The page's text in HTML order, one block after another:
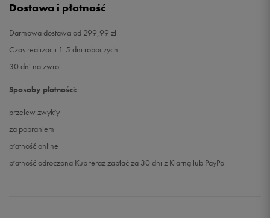
Dostawa i płatność
Darmowa dostawa od 299,99 zł
Czas realizacji 1-5 dni roboczych
30 dni na zwrot
Sposoby płatności:
przelew zwykły
za pobraniem
płatność online
płatność odroczona Kup teraz zapłać za 30 dni z Klarną lub PayPo